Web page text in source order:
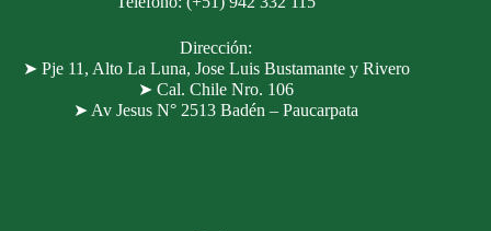
Dirección:
➤ Pje 11, Alto La Luna, Jose Luis Bustamante y Rivero
➤ Cal. Chile Nro. 106
➤ Av Jesus N° 2513 Badén – Paucarpata